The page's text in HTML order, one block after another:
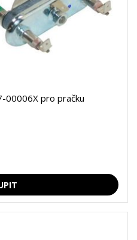
00006X pro pračku